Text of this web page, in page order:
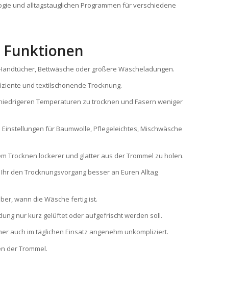
und alltagstauglichen Programmen für verschiedene
Funktionen
Bettwäsche oder größere Wäscheladungen.
und textilschonende Trocknung.
Temperaturen zu trocknen und Fasern weniger
für Baumwolle, Pflegeleichtes, Mischwäsche
Trocknen lockerer und glatter aus der Trommel zu holen.
den Trocknungsvorgang besser an Euren Alltag
wann die Wäsche fertig ist.
nur kurz gelüftet oder aufgefrischt werden soll.
auch im täglichen Einsatz angenehm unkompliziert.
der Trommel.